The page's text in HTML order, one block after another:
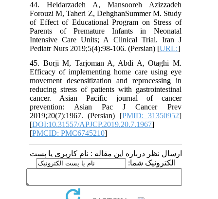
44. Heidarzadeh A, Mansooreh Azizzadeh
Forouzi M, Taheri Z, DehghanSummer M. Study
of Effect of Educational Program on Stress of
Parents of Premature Infants in Neonatal
Intensive Care Units; A Clinical Trial. Iran J
Pediatr Nurs 2019;5(4):98-106. (Persian) [URL:
45. Borji M, Tarjoman A, Abdi A, Otaghi M.
Efficacy of implementing home care using eye
movement desensitization and reprocessing in
reducing stress of patients with gastrointestinal
cancer. Asian Pacific journal of cancer
prevention: Asian Pac J Cancer Prev
2019;20(7):1967. (Persian) [PMID: 31350952
[DOI:10.31557/APJCP.2019.20.7.1967
[PMCID: PMC6745210
ارسال نظر درباره این مقاله : نام کاربری یا پست
الکترونیک شما: